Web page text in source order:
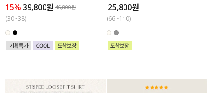
15%39,800원 46,800원
(30~38)
25,800원
(66~110)